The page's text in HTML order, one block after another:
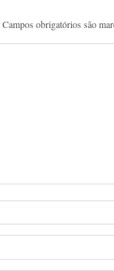
Campos obrigatórios são